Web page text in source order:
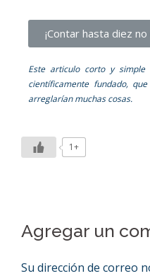
¡Contar hasta diez
Este articulo corto y
científicamente fundado,
arreglarían muchas cosas.
1+
Agregar un
Su dirección de correo